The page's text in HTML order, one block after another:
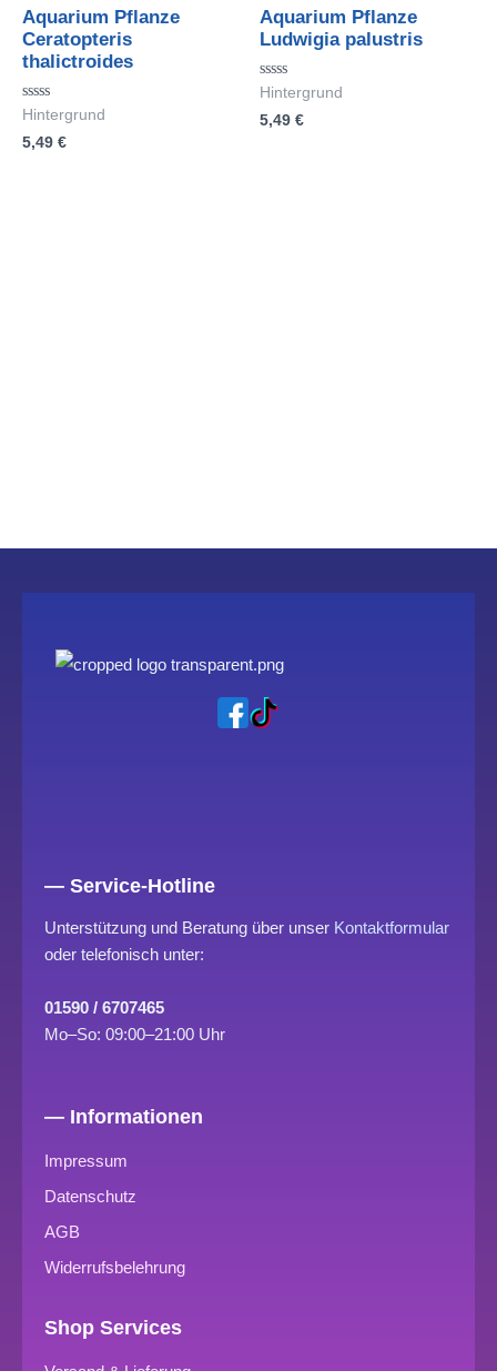
Aquarium Pflanze
Ceratopteris
thalictroides
Bewertet
0
Hintergrund
5,49 €
Aquarium Pflanze
Ludwigia palustris
Bewertet
0
Hintergrund
5,49 €
— Service-Hotline
Unterstützung und Beratung über unser Kontaktformular
oder telefonisch unter:
01590 / 6707465
Mo–So: 09:00–21:00 Uhr
— Informationen
Impressum
Datenschutz
AGB
Widerrufsbelehrung
Shop Services